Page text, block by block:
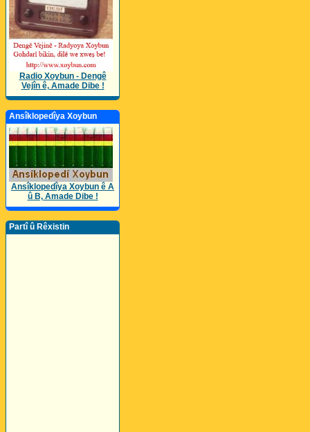
Radio Xoybun - Dengê
Vejîn ê, Amade Dibe !
Ansîklopedîya Xoybun
Ansîklopedîya Xoybun ê A
û B, Amade Dibe !
Partî û Rêxistin